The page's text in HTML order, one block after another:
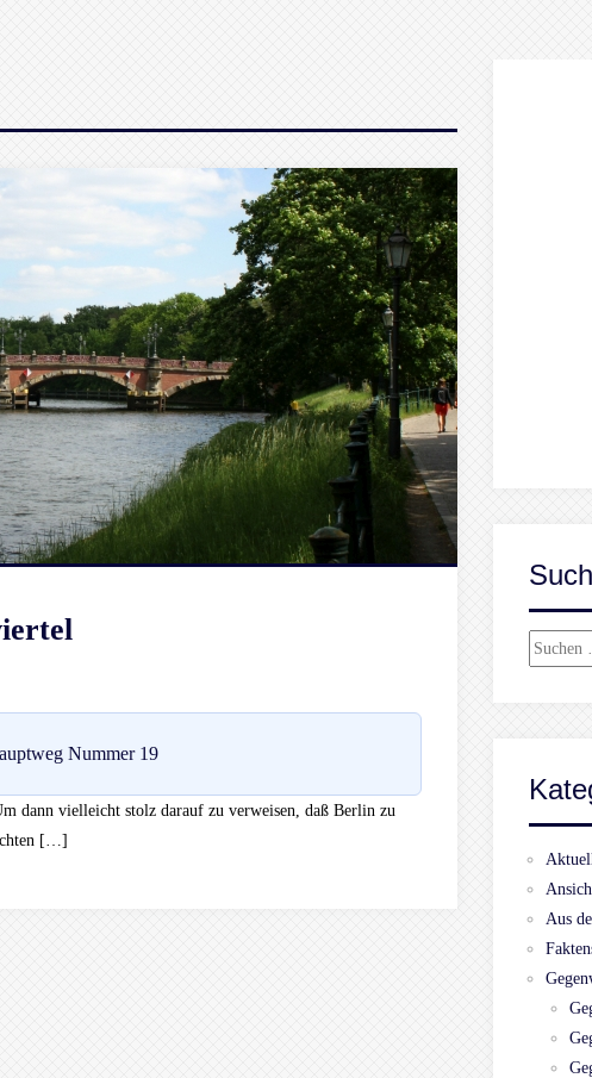
Nummer 19
dann vielleicht stolz darauf zu verweisen, daß Berlin zu
[…]
Suchen
Aus